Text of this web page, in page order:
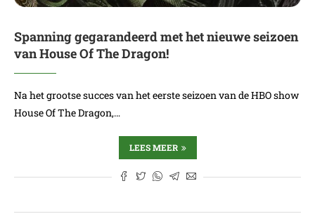
Spanning gegarandeerd met het nieuwe seizoen
van House Of The Dragon!
Na het grootse succes van het eerste seizoen van de HBO show
House Of The Dragon,…
LEES MEER